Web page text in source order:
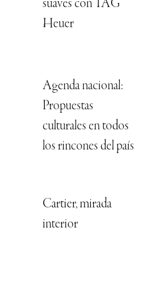
suaves con TAG
Heuer
Agenda nacional:
Propuestas
culturales en todos
los rincones del país
Cartier, mirada
interior